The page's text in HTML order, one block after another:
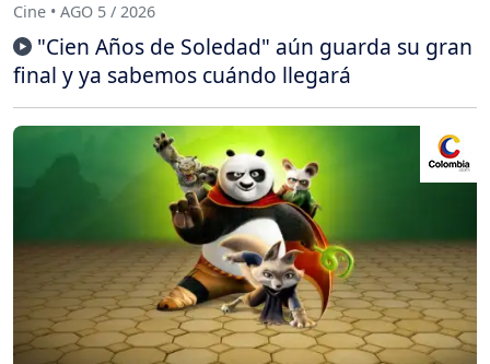
Cine • AGO 5 / 2026
"Cien Años de Soledad" aún guarda su gran
final y ya sabemos cuándo llegará